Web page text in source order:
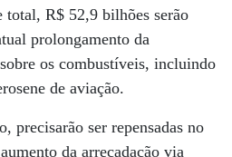
total, R$ 52,9 bilhões serão
prolongamento da
os combustíveis, incluindo
de aviação.
precisarão ser repensadas no
da arrecadação via